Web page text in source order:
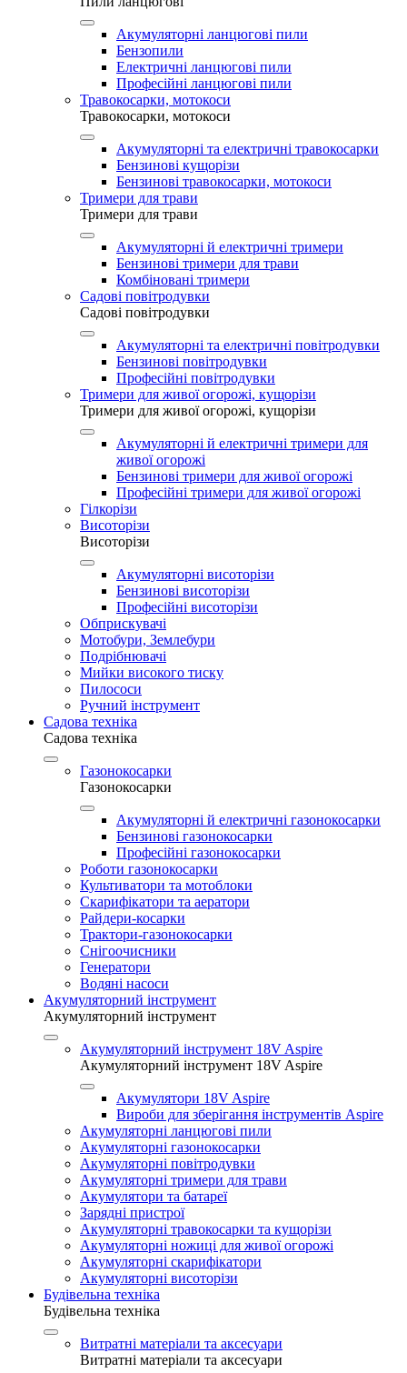
Акумуляторні ланцюгові пили
Бензопили
Електричні ланцюгові пили
Професійні ланцюгові пили
Травокосарки, мотокоси
Травокосарки, мотокоси
Акумуляторні та електричні травокосарки
Бензинові кущорізи
Бензинові травокосарки, мотокоси
Тримери для трави
Тримери для трави
Акумуляторні й електричні тримери
Бензинові тримери для трави
Комбіновані тримери
Садові повітродувки
Садові повітродувки
Акумуляторні та електричні повітродувки
Бензинові повітродувки
Професійні повітродувки
Тримери для живої огорожі, кущорізи
Тримери для живої огорожі, кущорізи
Акумуляторні й електричні тримери для
живої огорожі
Бензинові тримери для живої огорожі
Професійні тримери для живої огорожі
Гілкорізи
Висоторізи
Висоторізи
Акумуляторні висоторізи
Бензинові висоторізи
Професійні висоторізи
Обприскувачі
Мотобури, Землебури
Подрібнювачі
Мийки високого тиску
Пилососи
Ручний інструмент
Садова техніка
Садова техніка
Газонокосарки
Газонокосарки
Акумуляторні й електричні газонокосарки
Бензинові газонокосарки
Професійні газонокосарки
Роботи газонокосарки
Культиватори та мотоблоки
Скарифікатори та аератори
Райдери-косарки
Трактори-газонокосарки
Снігоочисники
Генератори
Водяні насоси
Акумуляторний інструмент
Акумуляторний інструмент
Акумуляторний інструмент 18V Aspire
Акумуляторний інструмент 18V Aspire
Акумулятори 18V Aspire
Вироби для зберігання інструментів Aspire
Акумуляторні ланцюгові пили
Акумуляторні газонокосарки
Акумуляторні повітродувки
Акумуляторні тримери для трави
Акумулятори та батареї
Зарядні пристрої
Акумуляторні травокосарки та кущорізи
Акумуляторні ножиці для живої огорожі
Акумуляторні скарифікатори
Акумуляторні висоторізи
Будівельна техніка
Будівельна техніка
Витратні матеріали та аксесуари
Витратні матеріали та аксесуари